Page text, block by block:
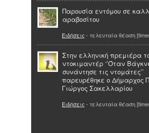
Παρουσία εντόμου σε
αραβοσίτου
Ειδήσεις - τελευταία θέαση
Στην ελληνική πρεμιέρα
ντοκιμαντέρ ‘’Όταν
συνάντησε τις ντομάτες’’
παρευρέθηκε ο Δήμαρχος
Γιώργος Σακελλαρίου
Ειδήσεις - τελευταία θέαση